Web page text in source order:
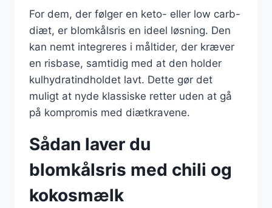
For dem, der følger en keto- eller low carb-
diæt, er blomkålsris en ideel løsning. Den
kan nemt integreres i måltider, der kræver
en risbase, samtidig med at den holder
kulhydratindholdet lavt. Dette gør det
muligt at nyde klassiske retter uden at gå
på kompromis med diætkravene.
Sådan laver du
blomkålsris med chili og
kokosmælk